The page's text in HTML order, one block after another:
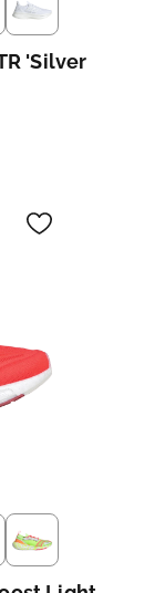
'Silver